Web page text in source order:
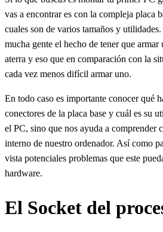
vas a encontrar es con la compleja placa
cuales son de varios tamaños y
mucha gente el hecho de tener que
aterra y eso que en comparación con la
cada vez menos difícil armar uno.
En todo caso es importante conocer qué
conectores de la placa base y cuál es su
el PC, sino que nos ayuda a comprender
interno de nuestro ordenador. Así como
vista potenciales problemas que este
hardware.
El Socket del